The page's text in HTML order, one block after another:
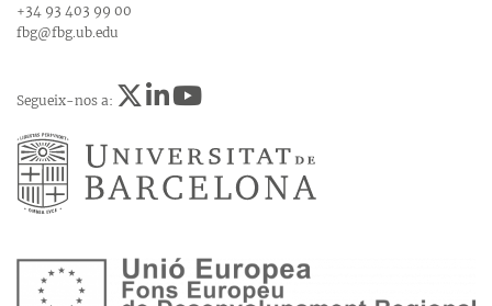
+34 93 403 99 00
fbg@fbg.ub.edu
Segueix-nos a: